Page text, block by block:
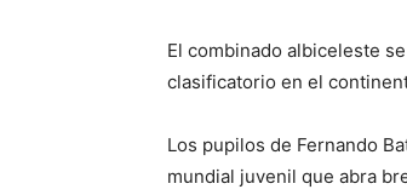
El combinado albiceleste
clasificatorio en el
Los pupilos de Fernando
mundial juvenil que abra